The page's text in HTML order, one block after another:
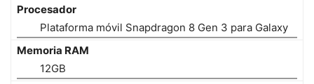
Procesador
Plataforma móvil Snapdragon 8 Gen 3 para Galaxy
Memoria RAM
12GB